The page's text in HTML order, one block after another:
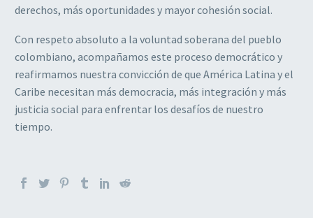
derechos, más oportunidades y mayor cohesión social.
Con respeto absoluto a la voluntad soberana del pueblo
colombiano, acompañamos este proceso democrático y
reafirmamos nuestra convicción de que América Latina y el
Caribe necesitan más democracia, más integración y más
justicia social para enfrentar los desafíos de nuestro
tiempo.